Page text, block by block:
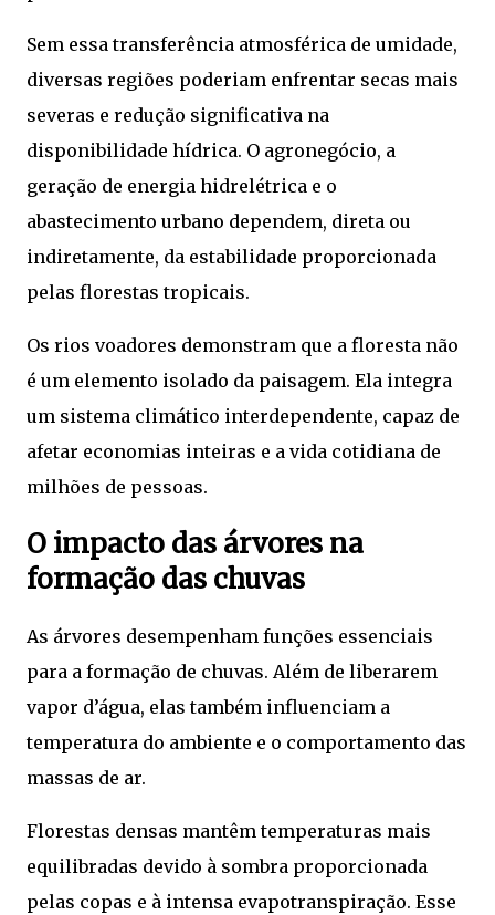
Sem essa transferência atmosférica de umidade,
diversas regiões poderiam enfrentar secas mais
severas e redução significativa na
disponibilidade hídrica. O agronegócio, a
geração de energia hidrelétrica e o
abastecimento urbano dependem, direta ou
indiretamente, da estabilidade proporcionada
pelas florestas tropicais.
Os rios voadores demonstram que a floresta não
é um elemento isolado da paisagem. Ela integra
um sistema climático interdependente, capaz de
afetar economias inteiras e a vida cotidiana de
milhões de pessoas.
O impacto das árvores na
formação das chuvas
As árvores desempenham funções essenciais
para a formação de chuvas. Além de liberarem
vapor d’água, elas também influenciam a
temperatura do ambiente e o comportamento das
massas de ar.
Florestas densas mantêm temperaturas mais
equilibradas devido à sombra proporcionada
pelas copas e à intensa evapotranspiração. Esse